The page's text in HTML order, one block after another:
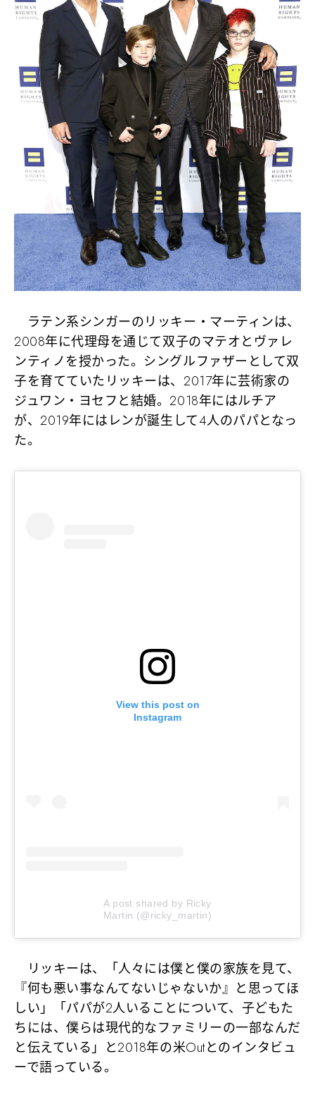
ラテン系シンガーのリッキー・マーティンは、
2008年に代理母を通じて双子のマテオとヴァレ
ンティノを授かった。シングルファザーとして双
子を育てていたリッキーは、2017年に芸術家の
ジュワン・ヨセフと結婚。2018年にはルチア
が、2019年にはレンが誕生して4人のパパとなっ
た。
View this post on
Instagram
A post shared by Ricky
Martin (@ricky_martin)
リッキーは、「人々には僕と僕の家族を見て、
『何も悪い事なんてないじゃないか』と思ってほ
しい」「パパが2人いることについて、子どもた
ちには、僕らは現代的なファミリーの一部なんだ
と伝えている」と2018年の米Outとのインタビュ
ーで語っている。